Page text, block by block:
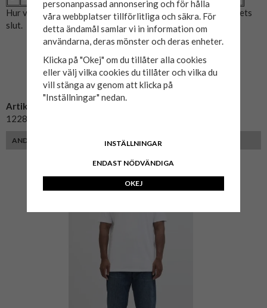
Hur vi mätat: A= Bröstmått x2. B= Mitten av axeln till plaggets
slut.
Artikelnummer:
12280843
ANDRA KUNDER MED SAMMA PASSFORM VALDE ÄVEN
personanpassad annonsering och för hålla
våra webbplatser tillförlitliga och säkra. För
detta ändamål samlar vi in information om
användarna, deras mönster och deras enheter.
Klicka på "Okej" om du tillåter alla cookies
eller välj vilka cookies du tillåter och vilka du
vill stänga av genom att klicka på
"Inställningar" nedan.
INSTÄLLNINGAR
ENDAST NÖDVÄNDIGA
OKEJ